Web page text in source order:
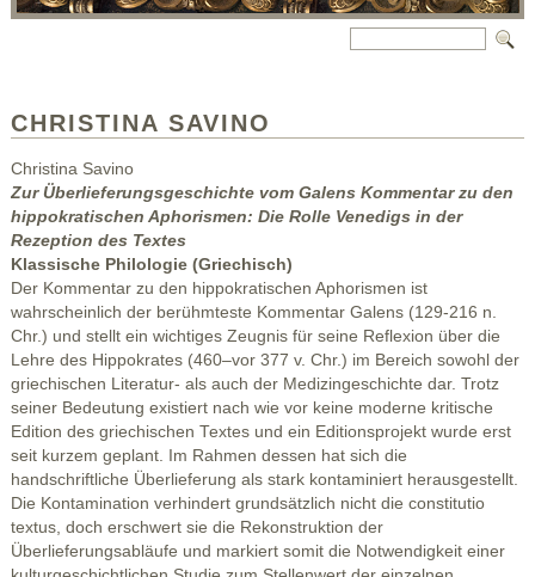
CHRISTINA SAVINO
Christina Savino
Zur Überlieferungsgeschichte vom Galens Kommentar zu den
hippokratischen Aphorismen: Die Rolle Venedigs in der
Rezeption des Textes
Klassische Philologie (Griechisch)
Der Kommentar zu den hippokratischen Aphorismen ist
wahrscheinlich der berühmteste Kommentar Galens (129-216 n.
Chr.) und stellt ein wichtiges Zeugnis für seine Reflexion über die
Lehre des Hippokrates (460–vor 377 v. Chr.) im Bereich sowohl der
griechischen Literatur- als auch der Medizingeschichte dar. Trotz
seiner Bedeutung existiert nach wie vor keine moderne kritische
Edition des griechischen Textes und ein Editionsprojekt wurde erst
seit kurzem geplant. Im Rahmen dessen hat sich die
handschriftliche Überlieferung als stark kontaminiert herausgestellt.
Die Kontamination verhindert grundsätzlich nicht die constitutio
textus, doch erschwert sie die Rekonstruktion der
Überlieferungsabläufe und markiert somit die Notwendigkeit einer